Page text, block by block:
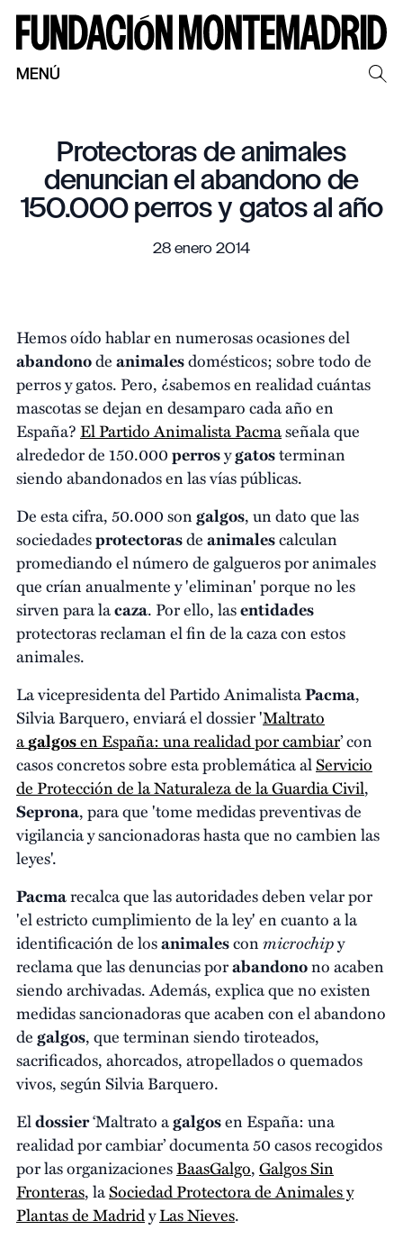
MENÚ
Protectoras de animales
denuncian el abandono de
150.000 perros y gatos al año
28 enero 2014
Hemos oído hablar en numerosas ocasiones del
abandonodeanimalesdomésticos; sobre todo de
perros y gatos. Pero, ¿sabemos en realidad cuántas
mascotas se dejan en desamparo cada año en
España? El Partido Animalista Pacmaseñala que
alrededor de 150.000perrosygatosterminan
siendo abandonados en las vías públicas.
De esta cifra, 50.000 songalgos, un dato que las
sociedadesprotectorasdeanimalescalculan
promediando el número de galgueros por animales
que crían anualmente y 'eliminan' porque no les
sirven para lacaza. Por ello, lasentidades
protectoras reclaman el fin de la caza con estos
animales.
La vicepresidenta del Partido AnimalistaPacma,
Silvia Barquero, enviará el dossier 'Maltrato
agalgosen España: una realidad por cambiar’ con
casos concretos sobre esta problemática alServicio
de Protección de la Naturaleza de la Guardia Civil,
Seprona, para que 'tome medidas preventivas de
vigilancia y sancionadoras hasta que no cambien las
leyes'.
Pacmarecalca que las autoridades deben velar por
'el estricto cumplimiento de la ley' en cuanto a la
identificación de losanimalesconmicrochipy
reclama que las denuncias porabandonono acaben
siendo archivadas. Además, explica que no existen
medidas sancionadoras que acaben con el abandono
degalgos, que terminan siendo tiroteados,
sacrificados, ahorcados, atropellados o quemados
vivos, según Silvia Barquero.
Eldossier‘Maltrato agalgosen España: una
realidad por cambiar’ documenta 50 casos recogidos
por las organizacionesBaasGalgo,Galgos Sin
Fronteras, laSociedad Protectora de Animales y
Plantas de MadridyLas Nieves.